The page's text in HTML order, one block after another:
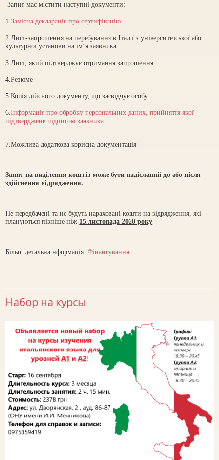
Запит має містити наступні документи:
1.Замісна декларація про сертифікацію
2.Лист-запрошення на перебування в Італії з університетської або
культурної установи на ім’я заявника
3.Лист, який підтверджує отримання запрошення
4.Резюме
5.Копія дійсного документу, що засвідчує особу
6.Інформація про обробку персональних даних, прийняття якої
підтверджене підписом заявника
7.Можлива додаткова корисна документація
Запит на виділення коштів може бути надісланий до або після
здійснення відрядження.
Не передбачені та не будуть нараховані кошти на відрядження, які
плануються пізніше ніж 15 листопада 2020 року
Більш детальна нформація:Фінансування
Набор на курсы